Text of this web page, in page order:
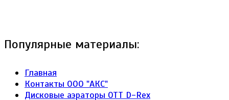
Популярные материалы:
Главная
Контакты ООО "АКС"
Дисковые аэраторы ОТТ D-Rex